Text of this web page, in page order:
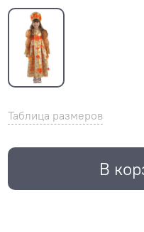
Таблица размеров
В